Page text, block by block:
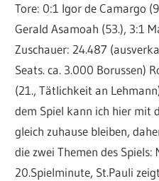
Tore: 0:1 Igor de Camargo
Gerald Asamoah (53.), 3:1
Zuschauer: 24.487
Seats. ca. 3.000 Borussen)
(21., Tätlichkeit an
dem Spiel kann ich hier mit
gleich zuhause bleiben,
die zwei Themen des
20.Spielminute, St.Pauli